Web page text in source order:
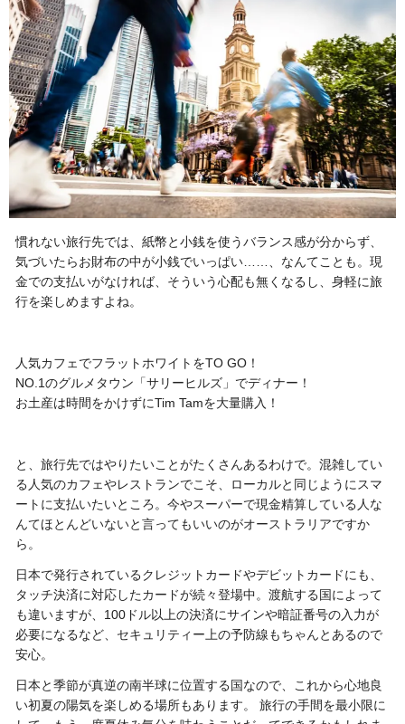
慣れない旅行先では、紙幣と小銭を使うバランス感が分からず、
気づいたらお財布の中が小銭でいっぱい……、なんてことも。現
金での支払いがなければ、そういう心配も無くなるし、身軽に旅
行を楽しめますよね。
人気カフェでフラットホワイトをTO GO！
NO.1のグルメタウン「サリーヒルズ」でディナー！
お土産は時間をかけずにTim Tamを大量購入！
と、旅行先ではやりたいことがたくさんあるわけで。混雑してい
る人気のカフェやレストランでこそ、ローカルと同じようにスマ
ートに支払いたいところ。今やスーパーで現金精算している人な
んてほとんどいないと言ってもいいのがオーストラリアですか
ら。
日本で発行されているクレジットカードやデビットカードにも、
タッチ決済に対応したカードが続々登場中。渡航する国によって
も違いますが、100ドル以上の決済にサインや暗証番号の入力が
必要になるなど、セキュリティー上の予防線もちゃんとあるので
安心。
日本と季節が真逆の南半球に位置する国なので、これから心地良
い初夏の陽気を楽しめる場所もあります。 旅行の手間を最小限に